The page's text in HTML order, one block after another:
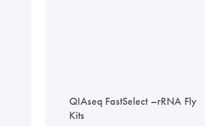
QIAseq FastSelect –rRNA Fly
Kits